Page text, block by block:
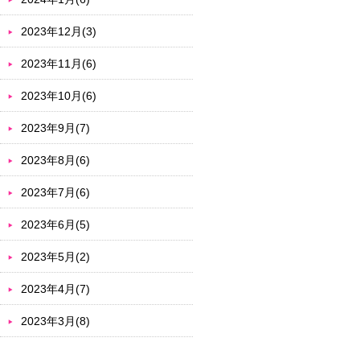
2023年12月(3)
2023年11月(6)
2023年10月(6)
2023年9月(7)
2023年8月(6)
2023年7月(6)
2023年6月(5)
2023年5月(2)
2023年4月(7)
2023年3月(8)